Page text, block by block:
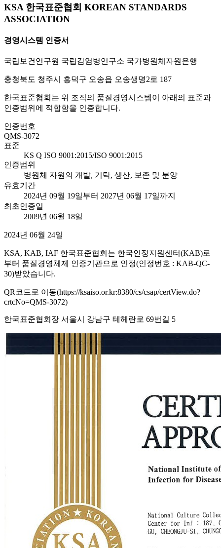
KSA 한국표준협회 KOREAN STANDARDS
ASSOCIATION
경영시스템 인증서
국립보건연구원 국립감염병연구소 국가병원체자원은행
충청북도 청주시 흥덕구 오송읍 오송생명2로 187
한국표준협회는 위 조직의 품질경영시스템이 아래의 표준과
인증범위에 적합함을 인증합니다.
인증번호
QMS-3072
표준
KS Q ISO 9001:2015/ISO 9001:2015
인증범위
병원체 자원의 개발, 기탁, 생산, 보존 및 분양
유효기간
2024년 09월 19일부터 2027년 06월 17일까지
최초인증일
2009년 06월 18일
2024년 06월 24일
KSA, KAB, IAF 한국표준협회는 한국인정지원센터(KAB)로
부터 품질경영체제 인증기관으로 인정(인정번호 : KAB-QC-
30)받았습니다.
QR코드로 이동(https://ksaiso.or.kr:8380/cs/csap/certView.do?
crtcNo=QMS-3072)
한국표준협회장 서울시 강남구 테헤란로 69번길 5